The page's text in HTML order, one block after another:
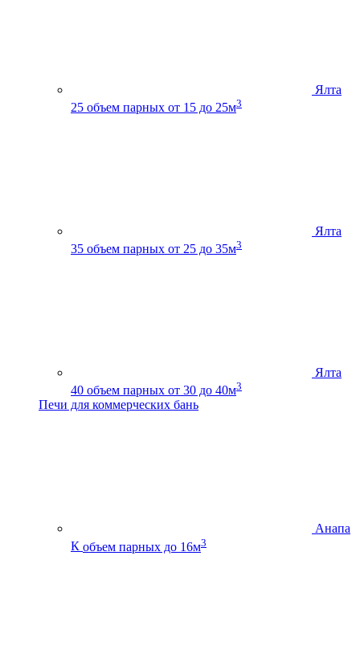
Ялта
25 объем парных от 15 до 25м3
Ялта
35 объем парных от 25 до 35м3
Ялта
40 объем парных от 30 до 40м3
Печи для коммерческих бань
Анапа
К объем парных до 16м3